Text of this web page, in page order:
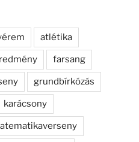
atlétika
farsang
grundbírkózás
karácsony